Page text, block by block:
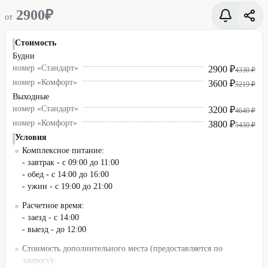
от 2900₽
Стоимость
Будни
номер «Стандарт»
2900 ₽4330 ₽
номер «Комфорт» 3600 ₽5219 ₽
Выходные
номер «Стандарт»
3200 ₽4640 ₽
номер «Комфорт» 3800 ₽5430 ₽
Условия
Комплексное питание:
- завтрак - с 09:00 до 11:00
- обед - с 14:00 до 16:00
- ужин - с 19:00 до 21:00
Расчетное время:
- заезд - с 14:00
- выезд - до 12:00
Стоимость дополнительного места (предоставляется по
запросу):